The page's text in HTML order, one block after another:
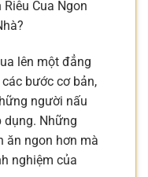
Cua Ngon
lên một đẳng
bước cơ bản,
người nấu
dụng. Những
ăn ngon hơn mà
nghiệm của